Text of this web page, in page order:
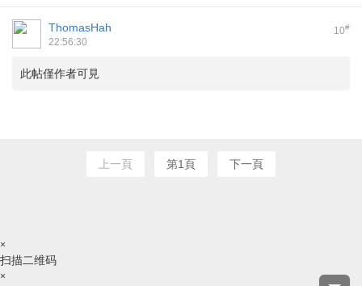
10#
ThomasHah
22:56:30
此帖僅作者可見
上一頁 第1頁 下一頁
×
扫描二维码
×